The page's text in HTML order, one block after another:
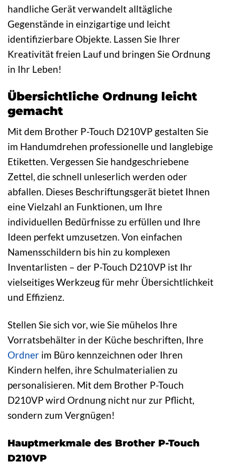
handliche Gerät verwandelt alltägliche
Gegenstände in einzigartige und leicht
identifizierbare Objekte. Lassen Sie Ihrer
Kreativität freien Lauf und bringen Sie Ordnung
in Ihr Leben!
Übersichtliche Ordnung leicht
gemacht
Mit dem Brother P-Touch D210VP gestalten Sie
im Handumdrehen professionelle und langlebige
Etiketten. Vergessen Sie handgeschriebene
Zettel, die schnell unleserlich werden oder
abfallen. Dieses Beschriftungsgerät bietet Ihnen
eine Vielzahl an Funktionen, um Ihre
individuellen Bedürfnisse zu erfüllen und Ihre
Ideen perfekt umzusetzen. Von einfachen
Namensschildern bis hin zu komplexen
Inventarlisten – der P-Touch D210VP ist Ihr
vielseitiges Werkzeug für mehr Übersichtlichkeit
und Effizienz.
Stellen Sie sich vor, wie Sie mühelos Ihre
Vorratsbehälter in der Küche beschriften, Ihre
Ordner im Büro kennzeichnen oder Ihren
Kindern helfen, ihre Schulmaterialien zu
personalisieren. Mit dem Brother P-Touch
D210VP wird Ordnung nicht nur zur Pflicht,
sondern zum Vergnügen!
Hauptmerkmale des Brother P-Touch
D210VP